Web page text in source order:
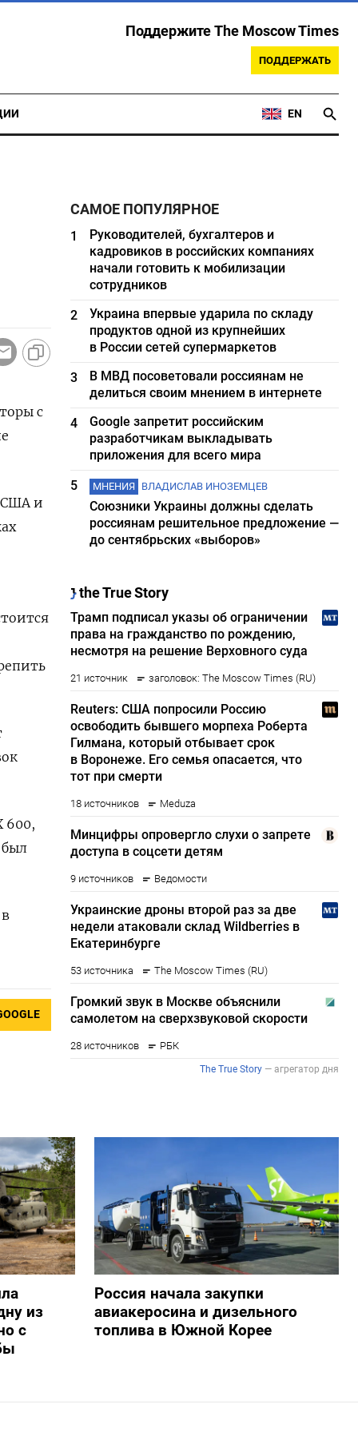
Поддержите The Moscow Times
ПОДДЕРЖАТЬ
EN
с
США и
600,
был
САМОЕ ПОПУЛЯРНОЕ
1
Руководителей, бухгалтеров и
кадровиков в российских компаниях
начали готовить к мобилизации
сотрудников
2
Украина впервые ударила по складу
продуктов одной из крупнейших
в России сетей супермаркетов
3
В МВД посоветовали россиянам не
делиться своим мнением в интернете
4
Google запретит российским
разработчикам выкладывать
приложения для всего мира
5
МНЕНИЯ ВЛАДИСЛАВ ИНОЗЕМЦЕВ
Союзники Украины должны сделать
россиянам решительное предложение —
до сентябрьских «выборов»
из
с
Россия начала закупки
авиакеросина и дизельного
топлива в Южной Корее